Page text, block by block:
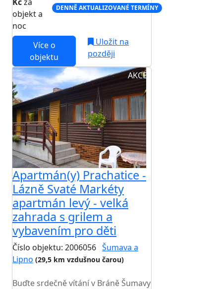
Kčza
objekt a
noc
DENNĚ AKTUALIZOVANÉ TERMÍNY
Více o
objektu
Uložit na
později
AKCE
Apartmán(y) Prachatice -
Lázně Svaté Markéty
apartmán levý - velká
zahrada s grilem a
vybavením pro děti
Číslo objektu: 2006056 Šumava a
Lipno (29,5 km vzdušnou čarou)
Buďte srdečně vítání v Bráně Šumavy